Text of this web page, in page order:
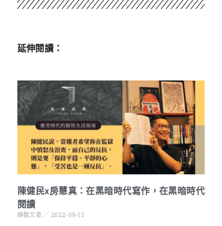
延伸閱讀：
陳健民x房慧真：在黑暗時代寫作，在黑暗時代
閱讀
轉載文章 2022-09-13